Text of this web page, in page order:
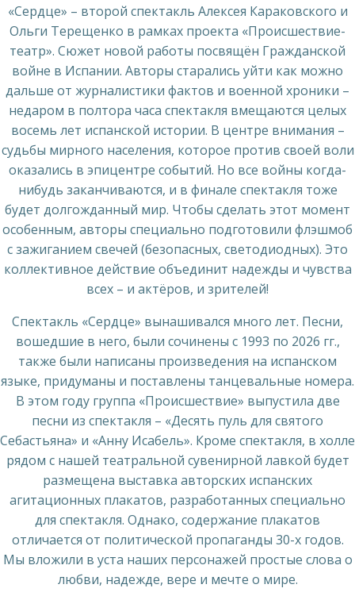
«Сердце» – второй спектакль Алексея Караковского и
Ольги Терещенко в рамках проекта «Происшествие-
театр». Сюжет новой работы посвящён Гражданской
войне в Испании. Авторы старались уйти как можно
дальше от журналистики фактов и военной хроники –
недаром в полтора часа спектакля вмещаются целых
восемь лет испанской истории. В центре внимания –
судьбы мирного населения, которое против своей воли
оказались в эпицентре событий. Но все войны когда-
нибудь заканчиваются, и в финале спектакля тоже
будет долгожданный мир. Чтобы сделать этот момент
особенным, авторы специально подготовили флэшмоб
с зажиганием свечей (безопасных, светодиодных). Это
коллективное действие объединит надежды и чувства
всех – и актёров, и зрителей!
Спектакль «Сердце» вынашивался много лет. Песни,
вошедшие в него, были сочинены с 1993 по 2026 гг.,
также были написаны произведения на испанском
языке, придуманы и поставлены танцевальные номера.
В этом году группа «Происшествие» выпустила две
песни из спектакля – «Десять пуль для святого
Себастьяна» и «Анну Исабель». Кроме спектакля, в холле
рядом с нашей театральной сувенирной лавкой будет
размещена выставка авторских испанских
агитационных плакатов, разработанных специально
для спектакля. Однако, содержание плакатов
отличается от политической пропаганды 30-х годов.
Мы вложили в уста наших персонажей простые слова о
любви, надежде, вере и мечте о мире.